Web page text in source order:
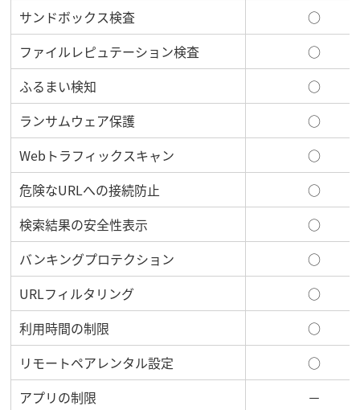
サンドボックス検査
○
ファイルレピュテーション検査
○
ふるまい検知
○
ランサムウェア保護
○
Webトラフィックスキャン
○
危険なURLへの接続防止
○
検索結果の安全性表示
○
バンキングプロテクション
○
URLフィルタリング
○
利用時間の制限
○
リモートペアレンタル設定
○
アプリの制限
－